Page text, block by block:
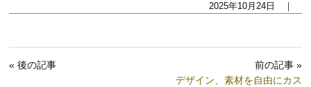
2025年10月24日 ｜
« 後の記事
前の記事 »
デザイン、素材を自由にカス